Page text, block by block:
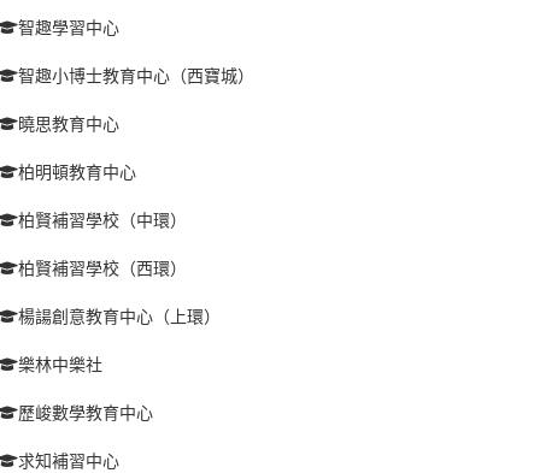
智趣學習中心
智趣小博士教育中心（西寶城）
曉思教育中心
柏明頓教育中心
柏賢補習學校（中環）
柏賢補習學校（西環）
楊諹創意教育中心（上環）
樂林中樂社
歷峻數學教育中心
求知補習中心